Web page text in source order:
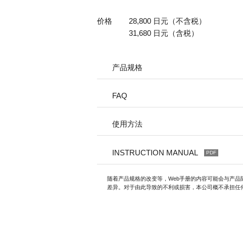
价格
28,800 日元（不含税）
31,680 日元（含税）
产品规格
FAQ
使用方法
INSTRUCTION MANUAL PDF
随着产品规格的改变等，Web手册的内容可能会与产
差异。对于由此导致的不利或损害，本公司概不承担任